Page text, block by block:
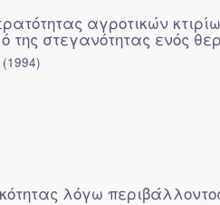
αγροτικών
της στεγανότητας ενός
(1994)
λόγω